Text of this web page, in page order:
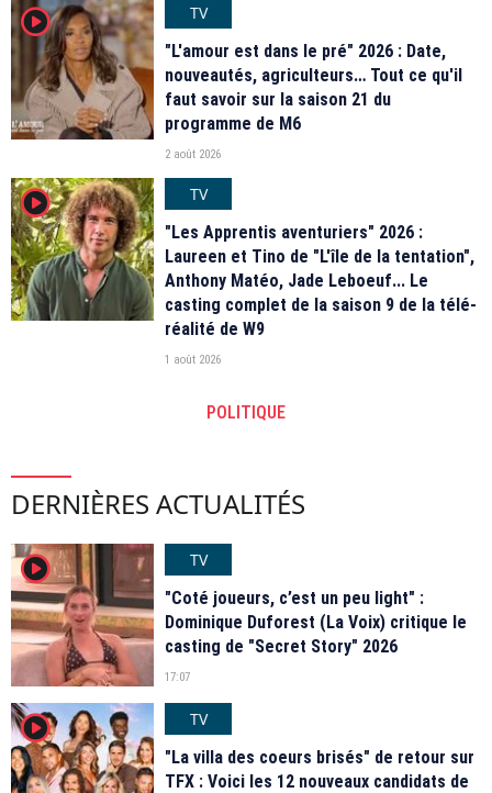
player2
TV
"L'amour est dans le pré" 2026 : Date,
nouveautés, agriculteurs… Tout ce qu'il
faut savoir sur la saison 21 du
programme de M6
2 août 2026
player2
TV
"Les Apprentis aventuriers" 2026 :
Laureen et Tino de "L'île de la tentation",
Anthony Matéo, Jade Leboeuf... Le
casting complet de la saison 9 de la télé-
réalité de W9
1 août 2026
POLITIQUE
DERNIÈRES ACTUALITÉS
player2
TV
"Coté joueurs, c’est un peu light" :
Dominique Duforest (La Voix) critique le
casting de "Secret Story" 2026
17:07
player2
TV
"La villa des coeurs brisés" de retour sur
TFX : Voici les 12 nouveaux candidats de